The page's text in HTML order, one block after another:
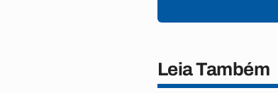
Leia Também